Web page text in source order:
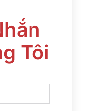
Tôi